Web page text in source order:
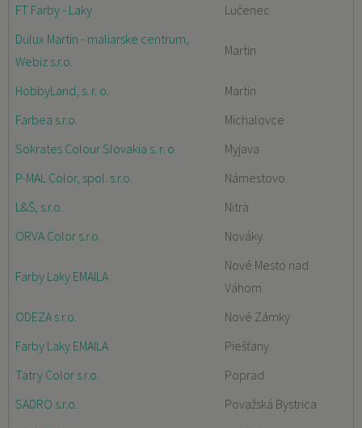
FT Farby - Laky
Lučenec
Dulux Martin - maliarske centrum,
Webiz s.r.o.
Martin
HobbyLand, s. r. o.
Martin
Farbea s.r.o.
Michalovce
Sokrates Colour Slovakia s. r. o.
Myjava
P-MAL Color, spol. s.r.o.
Námestovo
L&Š, s.r.o.
Nitra
ORVA Color s.r.o.
Nováky
Farby Laky EMAILA
Nové Mesto nad
Váhom
ODEZA s.r.o.
Nové Zámky
Farby Laky EMAILA
Piešťany
Tatry Color s.r.o.
Poprad
SADRO s.r.o.
Považská Bystrica